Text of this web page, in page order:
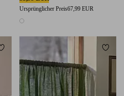
Ursprünglicher Preis67,99 EUR
1 Farbe
Zu Favoriten hinzufügen Zu